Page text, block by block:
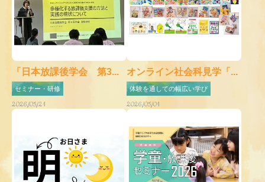
「日本放課後学会 第3...
セミナー・研修
2026/05/21
オンライン社会科見学「...
体験を通しての幅広い学び
2026/05/01